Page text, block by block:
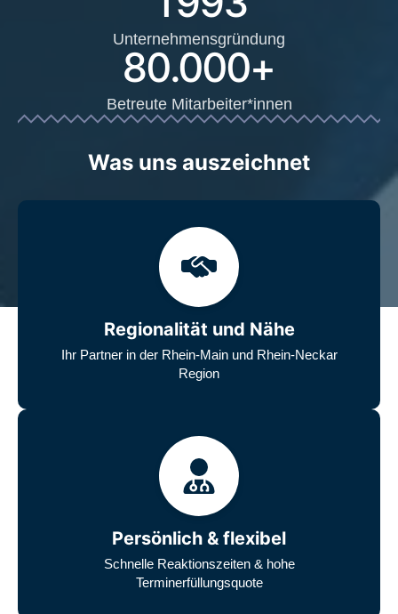
Unternehmensgründung
80.000+
Betreute Mitarbeiter*innen
Was uns auszeichnet
Regionalität und Nähe
Ihr Partner in der Rhein-Main und Rhein-Neckar
Region
Persönlich & flexibel
Schnelle Reaktionszeiten & hohe
Terminerfüllungsquote